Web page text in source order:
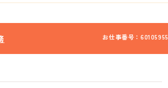
お仕事番号：60105955